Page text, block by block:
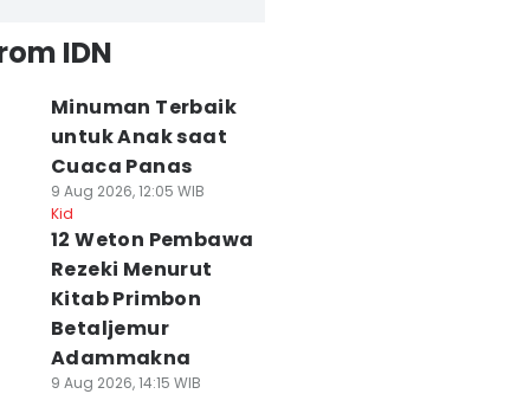
IDN
Minuman Terbaik
untuk Anak saat
Cuaca Panas
9 Aug 2026, 12:05 WIB
Kid
12 Weton Pembawa
Rezeki Menurut
Kitab Primbon
Betaljemur
Adammakna
9 Aug 2026, 14:15 WIB